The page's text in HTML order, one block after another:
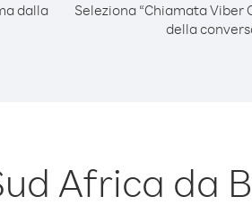
dalla
Seleziona “Chiamata Viber
della
Africa da